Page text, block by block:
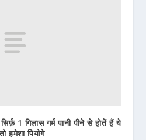
1 गिलास गर्म पानी पीने से होतें हैं ये
हमेशा पियोगे